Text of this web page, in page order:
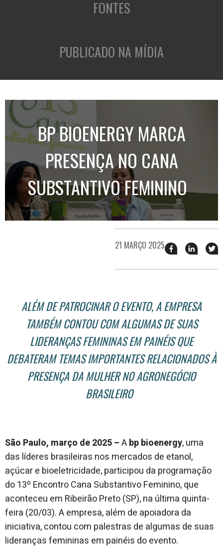
FONTES
PUBLICADO NA MÍDIA
BP BIOENERGY MARCA
PRESENÇA NO CANA
SUBSTANTIVO FEMININO
21 MARÇO 2025 Compartilhar
esse
no
esse
no
ALÉM DE PATROCINAR O EVENTO, A EMPRESA
TAMBÉM CONTOU COM ALGUMAS DE SUAS
LIDERANÇAS FEMININAS EM PAINÉIS QUE
DEBATERAM TEMAS IMPORTANTES RELACIONADOS À
PRESENÇA DA MULHER NO AGRONEGÓCIO
BRASILEIRO
São Paulo, março de 2025 –Abp bioenergy, uma
das líderes brasileiras nos mercados de etanol,
açúcar e bioeletricidade, participou da programação
do 13º Encontro Cana Substantivo Feminino, que
aconteceu em Ribeirão Preto (SP), na última quinta-
feira (20/03). A empresa, além de apoiadora da
iniciativa, contou com palestras de algumas de suas
lideranças femininas em painéis do evento.